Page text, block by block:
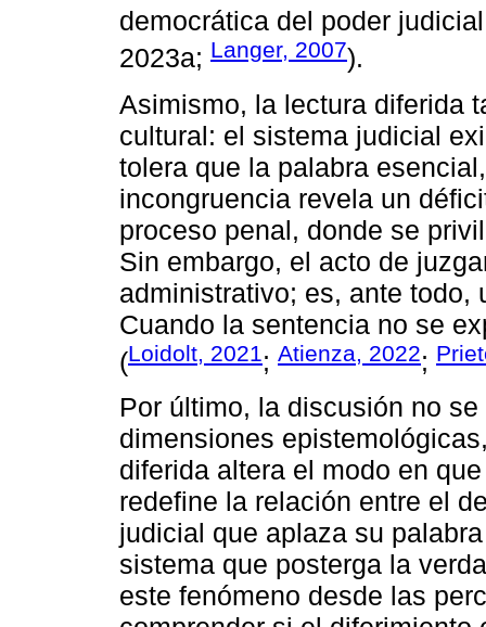
democrática del poder
2023a; Langer, 2007).
Asimismo, la lectura diferida
cultural: el sistema judicial
tolera que la palabra
incongruencia revela un
proceso penal, donde se
Sin embargo, el acto de
administrativo; es, ante todo,
Cuando la sentencia no se
(Loidolt, 2021; Atienza, 2022;
Por último, la discusión no
dimensiones
diferida altera el modo en
redefine la relación entre el
judicial que aplaza su
sistema que posterga la
este fenómeno desde las